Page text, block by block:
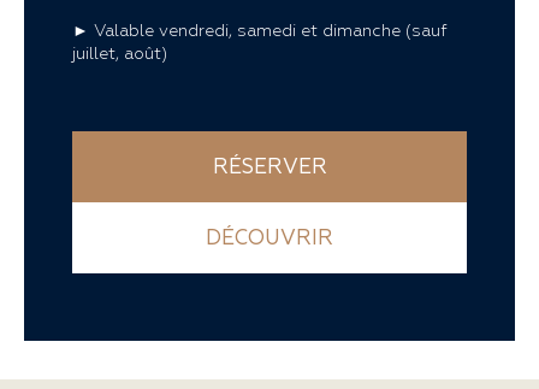
► Valable vendredi, samedi et dimanche (sauf
juillet, août)
RÉSERVER
DÉCOUVRIR